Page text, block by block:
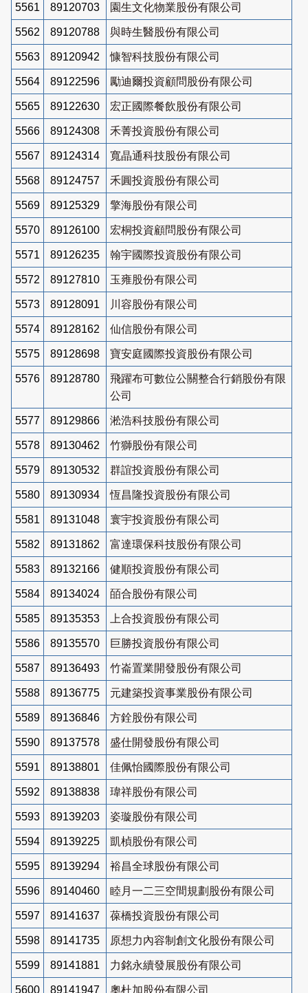
5561 89120703 園生文化物業股份有限公司
5562 89120788 與時生醫股份有限公司
5563 89120942 慷智科技股份有限公司
5564 89122596 勵迪爾投資顧問股份有限公司
5565 89122630 宏正國際餐飲股份有限公司
5566 89124308 禾菁投資股份有限公司
5567 89124314 寬晶通科技股份有限公司
5568 89124757 禾圓投資股份有限公司
5569 89125329 擎海股份有限公司
5570 89126100 宏桐投資顧問股份有限公司
5571 89126235 翰宇國際投資股份有限公司
5572 89127810 玉雍股份有限公司
5573 89128091 川容股份有限公司
5574 89128162 仙信股份有限公司
5575 89128698 寶安庭國際投資股份有限公司
5576 89128780
飛躍布可數位公關整合行銷股份有限
公司
5577 89129866 淞浩科技股份有限公司
5578 89130462 竹獅股份有限公司
5579 89130532 群誼投資股份有限公司
5580 89130934 恆昌隆投資股份有限公司
5581 89131048 寰宇投資股份有限公司
5582 89131862 富達環保科技股份有限公司
5583 89132166 健順投資股份有限公司
5584 89134024 皕合股份有限公司
5585 89135353 上合投資股份有限公司
5586 89135570 巨勝投資股份有限公司
5587 89136493 竹崙置業開發股份有限公司
5588 89136775 元建築投資事業股份有限公司
5589 89136846 方銓股份有限公司
5590 89137578 盛仕開發股份有限公司
5591 89138801 佳佩怡國際股份有限公司
5592 89138838 瑋祥股份有限公司
5593 89139203 姿璇股份有限公司
5594 89139225 凱楨股份有限公司
5595 89139294 裕昌全球股份有限公司
5596 89140460 睦月一二三空間規劃股份有限公司
5597 89141637 葆橋投資股份有限公司
5598 89141735 原想力內容制創文化股份有限公司
5599 89141881 力銘永續發展股份有限公司
5600 89141947
奧杜加股份有限公司